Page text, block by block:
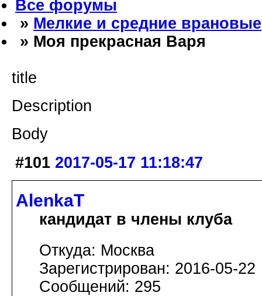
Все форумы
» Мелкие и средние врановые
» Моя прекрасная Варя
title
Description
Body
#101 2017-05-17 11:18:47
AlenkaT
кандидат в члены клуба
Откуда: Москва
Зарегистрирован: 2016-05-22
Сообщений: 295